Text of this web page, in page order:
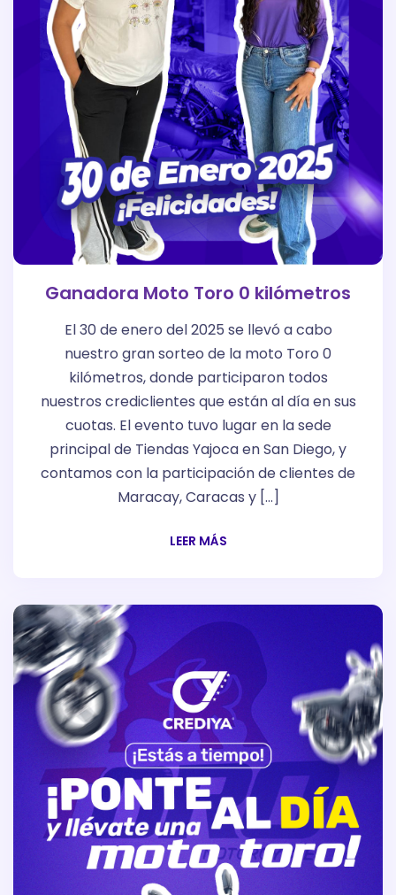
Ganadora Moto Toro 0 kilómetros
El 30 de enero del 2025 se llevó a cabo
nuestro gran sorteo de la moto Toro 0
kilómetros, donde participaron todos
nuestros crediclientes que están al día en sus
cuotas. El evento tuvo lugar en la sede
principal de Tiendas Yajoca en San Diego, y
contamos con la participación de clientes de
Maracay, Caracas y […]
LEER MÁS